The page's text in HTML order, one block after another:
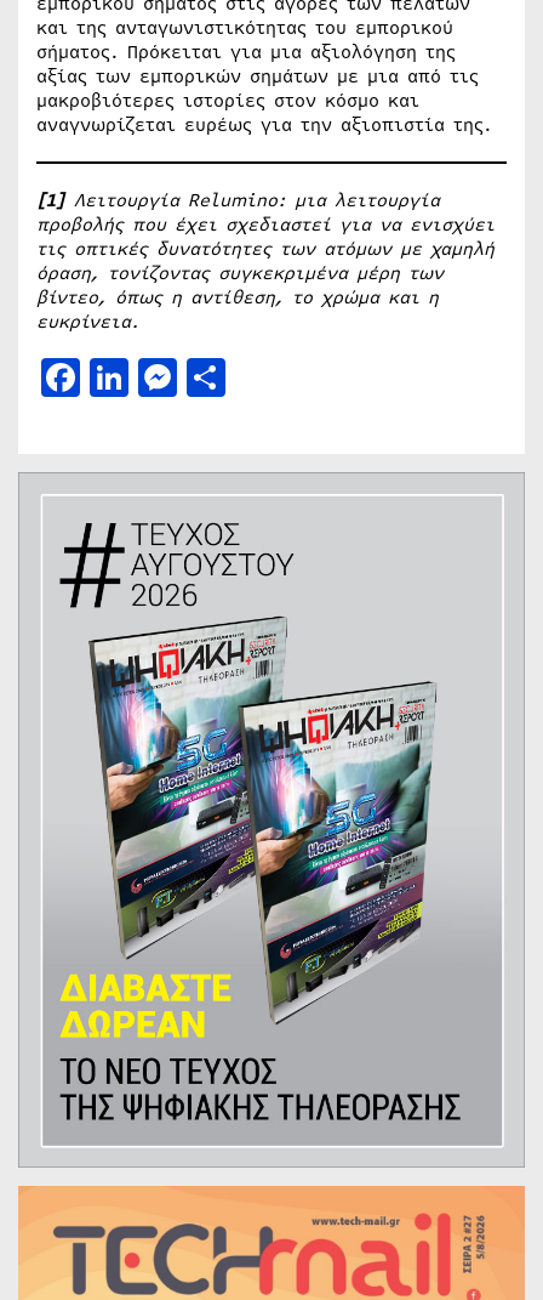
και της ανταγωνιστικότητας του εμπορικού
σήματος. Πρόκειται για μια αξιολόγηση της
αξίας των εμπορικών σημάτων με μια από τις
μακροβιότερες ιστορίες στον κόσμο και
αναγνωρίζεται ευρέως για την αξιοπιστία της.
[1]Λειτουργία Relumino: μια λειτουργία
προβολής που έχει σχεδιαστεί για να ενισχύει
τις οπτικές δυνατότητες των ατόμων με χαμηλή
όραση, τονίζοντας συγκεκριμένα μέρη των
βίντεο, όπως η αντίθεση, το χρώμα και η
ευκρίνεια.
Facebook
LinkedIn
Messenger